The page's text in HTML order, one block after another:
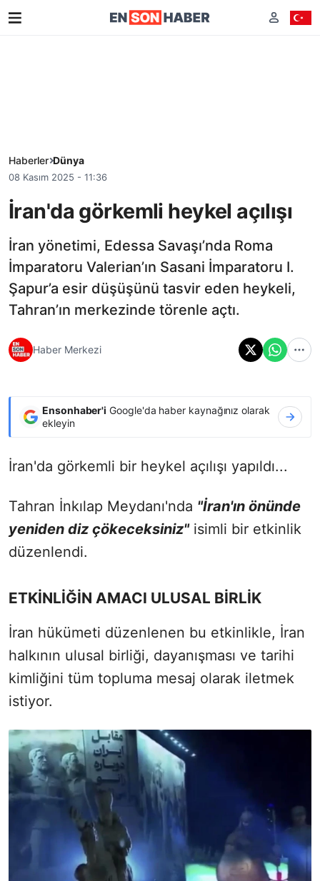
Haberler Dünya
08 Kasım 2025 - 11:36
İran'da görkemli heykel açılışı
İran yönetimi, Edessa Savaşı’nda Roma
İmparatoru Valerian’ın Sasani İmparatoru I.
Şapur’a esir düşüşünü tasvir eden heykeli,
Tahran’ın merkezinde törenle açtı.
Haber Merkezi
Ensonhaber'i Google'da haber kaynağınız olarak
ekleyin
İran'da görkemli bir heykel açılışı yapıldı...
Tahran İnkılap Meydanı'nda "İran'ın önünde
yeniden diz çökeceksiniz"isimli bir etkinlik
düzenlendi.
ETKİNLİĞİN AMACI ULUSAL BİRLİK
İran hükümeti düzenlenen bu etkinlikle, İran
halkının ulusal birliği, dayanışması ve tarihi
kimliğini tüm topluma mesaj olarak iletmek
istiyor.